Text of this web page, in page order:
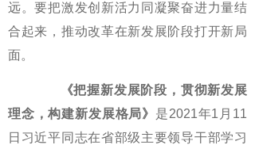
远。要把激发创新活力同凝聚奋进力量结
合起来，推动改革在新发展阶段打开新局
面。
《把握新发展阶段，贯彻新发展
理念，构建新发展格局》 是2021年1月11
日习近平同志在省部级主要领导干部学习